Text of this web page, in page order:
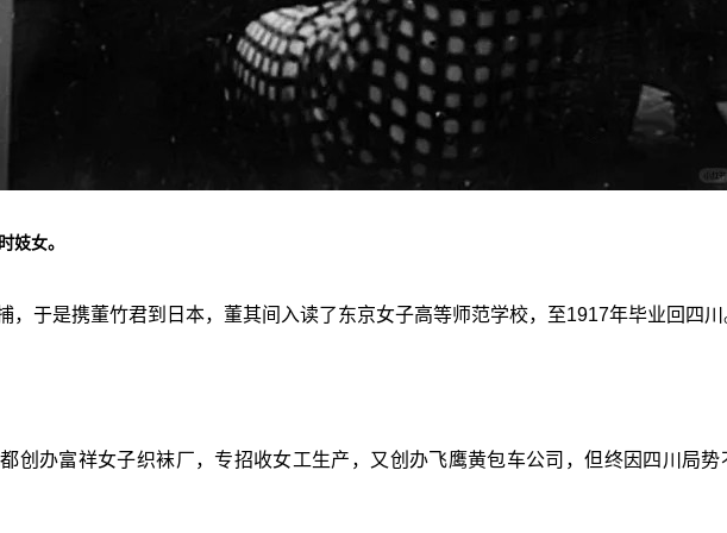
妓女。
，于是携董竹君到日本，董其间入读了东京女子高等师范学校，至1917年毕业回四川
创办富祥女子织袜厂，专招收女工生产，又创办飞鹰黄包车公司，但终因四川局势